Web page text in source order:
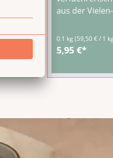
im
aus der
roten
zarten
begeistert.
bluehendes
0.1 kg (59,50 € / 1
5,95 €*